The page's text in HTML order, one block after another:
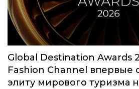
Global Destination Awards
Fashion Channel впервые
элиту мирового туризма